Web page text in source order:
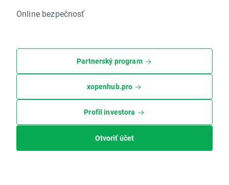
Online bezpečnosť
Partnerský program
xopenhub.pro
Profil investora
Otvoriť účet